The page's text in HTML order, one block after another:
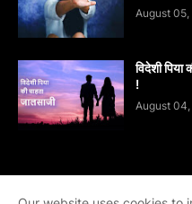
August
विदेशी
!
August